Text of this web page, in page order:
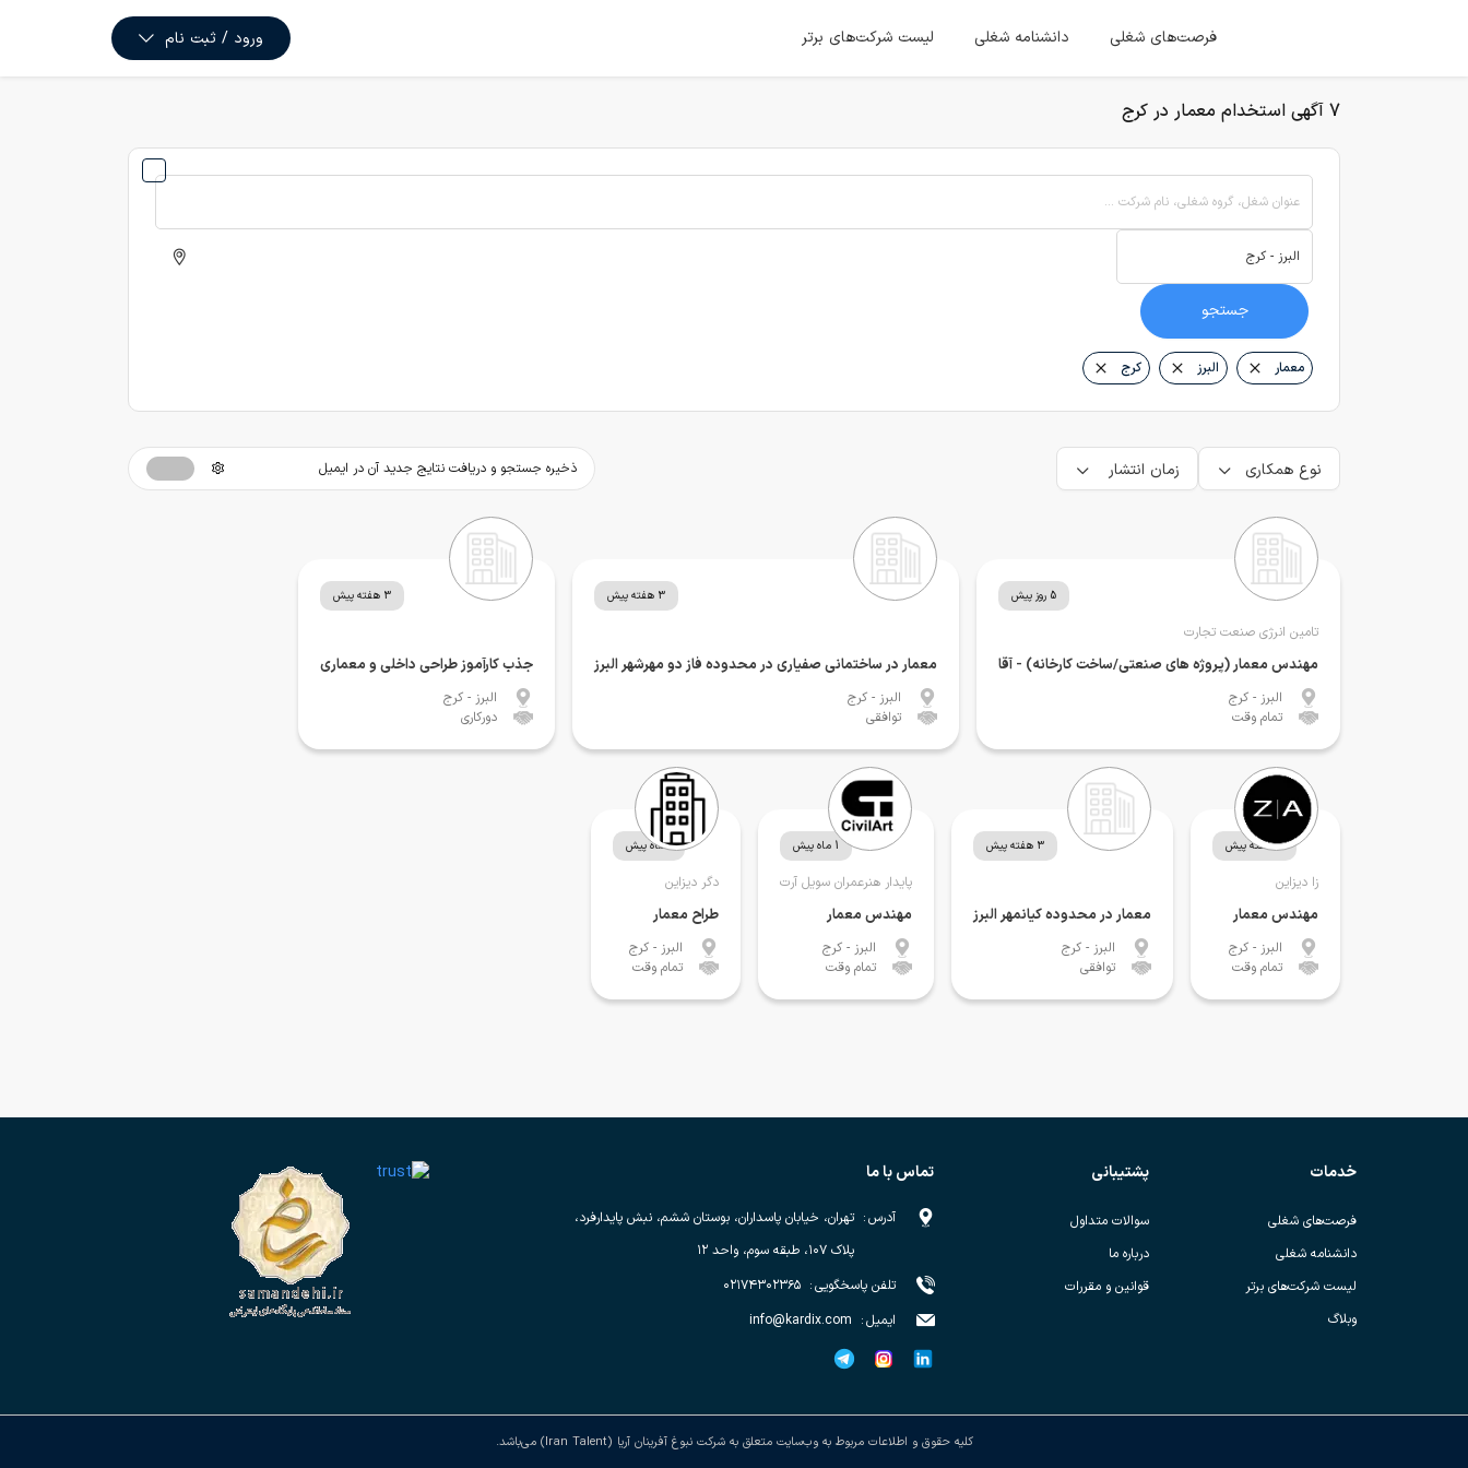
فرصت‌های شغلی دانشنامه شغلی لیست شرکت‌های برتر ورود / ثبت نام
7 آگهی استخدام معمار در کرج
عنوان شغل، گروه شغلی، نام شرکت ...
جستجو
معمار البرز کرج
نوع همکاری زمان انتشار ذخیره جستجو و دریافت نتایج جدید آن در ایمیل
5 روز پیش
تامین انرژی صنعت تجارت
مهندس معمار (پروژه های صنعتی/ساخت کارخانه) - آقا
البرز - کرج
تمام وقت
3 هفته پیش
معمار در ساختمانی صفیاری در محدوده فاز دو مهرشهر البرز
البرز - کرج
توافقی
3 هفته پیش
جذب کارآموز طراحی داخلی و معماری
البرز - کرج
دورکاری
3 هفته پیش
زا دیزاین
مهندس معمار
البرز - کرج
تمام وقت
3 هفته پیش
معمار در محدوده کیانمهر البرز
البرز - کرج
توافقی
1 ماه پیش
پایدار هنرعمران سویل آرت
مهندس معمار
البرز - کرج
تمام وقت
1 ماه پیش
دگر دیزاین
طراح معمار
البرز - کرج
تمام وقت
خدمات
فرصت‌های شغلی
دانشنامه شغلی
لیست شرکت‌های برتر
وبلاگ
پشتیبانی
سوالات متداول
درباره ما
قوانین و مقررات
تماس با ما
آدرس: تهران، خیابان پاسداران، بوستان ششم، نبش پایدارفرد،
پلاک ۱۰۷، طبقه سوم، واحد ۱۲
تلفن پاسخگویی: ۰۲۱۷۴۳۰۲۳۶۵
ایمیل:
info@kardix.com
کلیه حقوق و اطلاعات مربوط به وب‌سایت متعلق به شرکت نبوغ آفرینان آریا (Iran Talent) می‌باشد.